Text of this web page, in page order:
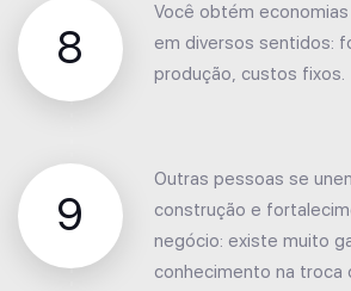
8
Você obtém
em diversos sentidos:
produção, custos fixos.
9
Outras pessoas se
construção e
negócio: existe muito
conhecimento na troca